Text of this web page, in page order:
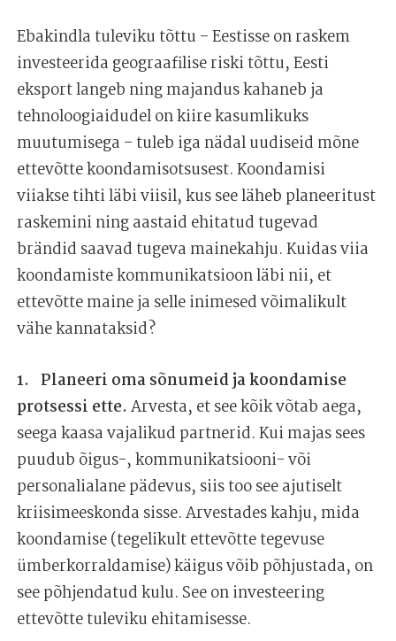
Ebakindla tuleviku tõttu – Eestisse on raskem
investeerida geograafilise riski tõttu, Eesti
eksport langeb ning majandus kahaneb ja
tehnoloogiaidudel on kiire kasumlikuks
muutumisega – tuleb iga nädal uudiseid mõne
ettevõtte koondamisotsusest. Koondamisi
viiakse tihti läbi viisil, kus see läheb planeeritust
raskemini ning aastaid ehitatud tugevad
brändid saavad tugeva mainekahju. Kuidas viia
koondamiste kommunikatsioon läbi nii, et
ettevõtte maine ja selle inimesed võimalikult
vähe kannataksid?
Planeeri oma sõnumeid ja koondamise
protsessi ette.Arvesta, et see kõik võtab aega,
seega kaasa vajalikud partnerid. Kui majas sees
puudub õigus-, kommunikatsiooni- või
personalialane pädevus, siis too see ajutiselt
kriisimeeskonda sisse. Arvestades kahju, mida
koondamise (tegelikult ettevõtte tegevuse
ümberkorraldamise) käigus võib põhjustada, on
see põhjendatud kulu. See on investeering
ettevõtte tuleviku ehitamisesse.